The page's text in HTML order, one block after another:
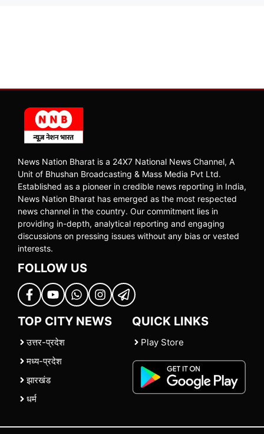
News Nation Bharat is a 24X7 National News Channel, A
Unit of Bhushan Broadcasting & Mass Media Pvt Ltd.
Established as a pioneer in credible news reporting in India,
News Nation Bharat has emerged as the most respected
news channel in the country. Our commitment lies in
providing in-depth, analytical reporting and engaging
discussions on pressing issues without any bias or vested
interests.
FOLLOW US
TOP CITY NEWS
उत्तर-प्रदेश
मध्य-प्रदेश
झारखंड
धर्म
QUICK LINKS
Play Store